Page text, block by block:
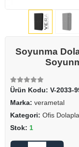
Soyunma
Ürün Kodu: V-2033-
Marka: verametal
Kategori: Ofis
Stok: 1